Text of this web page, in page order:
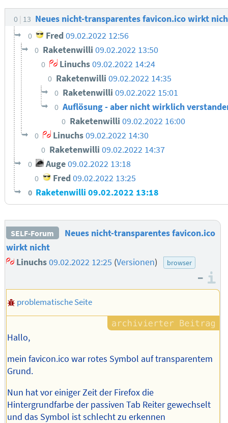
0 13 Neues nicht-transparentes favicon.ico wirkt
0 Fred 09.02.2022 12:56
0 Raketenwilli 09.02.2022 13:50
0 Linuchs09.02.2022 14:24
0 Raketenwilli09.02.2022 14:35
0 Raketenwilli09.02.2022 15:01
0 Auflösung - aber nicht wirklich
0 Raketenwilli 09.02.2022 16:00
0 Linuchs 09.02.2022 14:30
0 Raketenwilli 09.02.2022 14:37
0 Auge09.02.2022 13:18
0 Fred 09.02.2022 13:25
0 Raketenwilli09.02.2022 13:18
SELF-Forum
Neues nicht-transparentes favicon.ico
wirkt nicht
Linuchs 09.02.2022 12:25 (Versionen) browser
–
problematische Seite
Hallo,
mein favicon.ico war rotes Symbol auf transparentem
Grund.
Nun hat vor einiger Zeit der Firefox die
Hintergrundfarbe der passiven Tab Reiter gewechselt
und das Symbol ist schlecht zu erkennen